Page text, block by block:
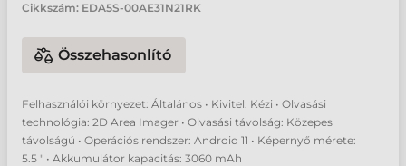
Cikkszám: EDA5S-00AE31N21RK
Összehasonlító
Felhasználói környezet: Általános • Kivitel: Kézi • Olvasási
technológia: 2D Area Imager • Olvasási távolság: Közepes
távolságú • Operációs rendszer: Android 11 • Képernyő mérete:
5.5 " • Akkumulátor kapacitás: 3060 mAh